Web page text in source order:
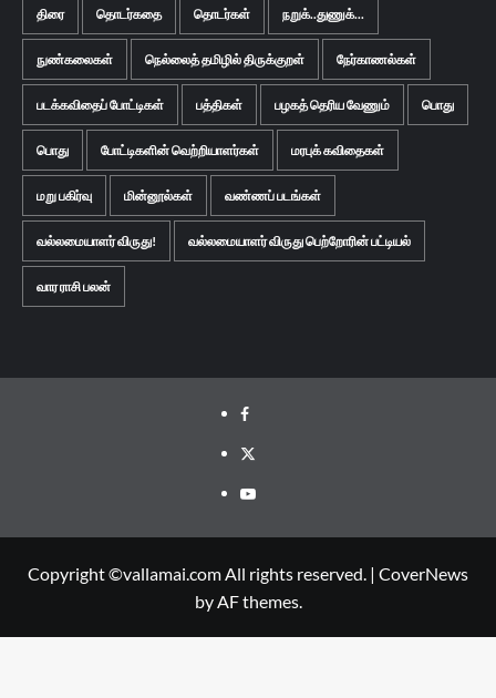
திரை தொடர்கதை தொடர்கள் நறுக்..துணுக்...
நுண்கலைகள் நெல்லைத் தமிழில் திருக்குறள் நேர்காணல்கள்
படக்கவிதைப் போட்டிகள் பத்திகள் பழகத் தெரிய வேணும் பொது
பொது போட்டிகளின் வெற்றியாளர்கள் மரபுக் கவிதைகள்
மறு பகிர்வு மின்னூல்கள் வண்ணப் படங்கள்
வல்லமையாளர் விருது! வல்லமையாளர் விருது பெற்றோரின் பட்டியல்
வார ராசி பலன்
Facebook
Twitter
Youtube
Copyright ©vallamai.com All rights reserved. | CoverNews
by AF themes.